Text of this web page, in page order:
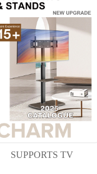
SUPPORTS TV